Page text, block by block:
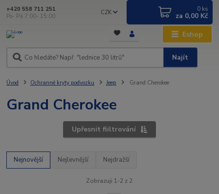
Eshop
CZK
Najít
+420 558 711 251
Po- Pá 7:00- 15:00
0 ks
za 0,00 Kč
Úvod Ochranné kryty podvozku Jeep Grand Cherokee
Grand Cherokee
Upřesnit fiiltrování
Nejnovější Nejlevnější Nejdražší
Zobrazuji 1-2 z 2